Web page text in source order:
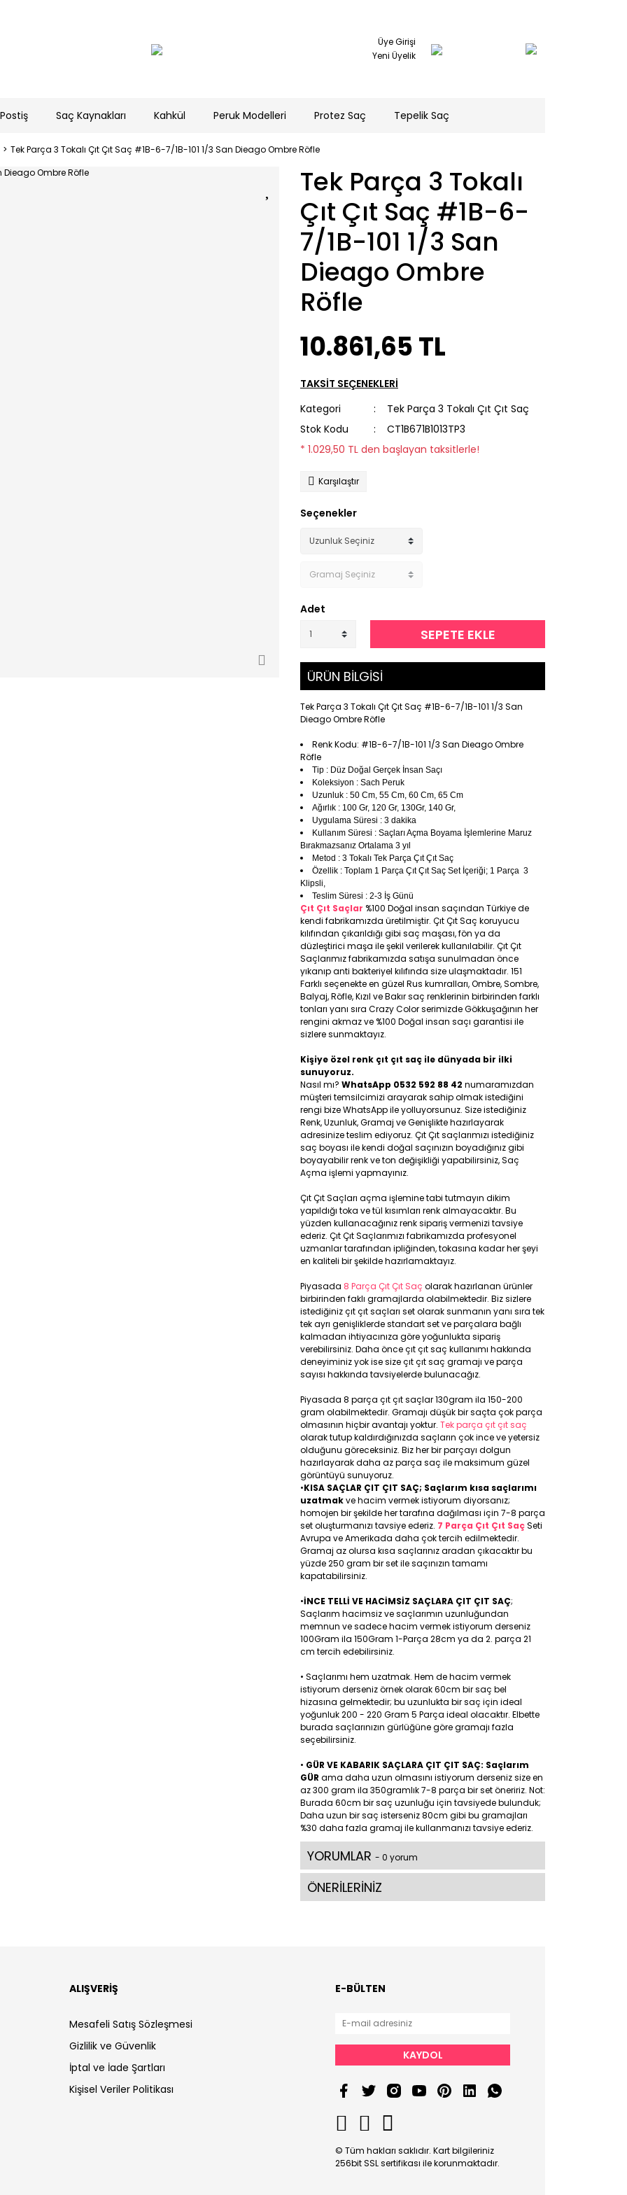
Üye Girişi
Yeni Üyelik
Saç Kaynakları Kahkül Peruk Modelleri Protez Saç Tepelik Saç
Tek Parça 3 Tokalı Çıt Çıt Saç #1B-6-7/1B-101 1/3 San Dieago Ombre Röfle
Tek Parça 3 Tokalı
Çıt Çıt Saç #1B-6-
7/1B-101 1/3 San
Dieago Ombre
Röfle
10.861,65 TL
TAKSİT SEÇENEKLERİ
Kategori
Tek Parça 3 Tokalı Çıt Çıt Saç
Stok Kodu
CT1B671B1013TP3
* 1.029,50 TL den başlayan taksitlerle!
Karşılaştır
Seçenekler
Adet
SEPETE EKLE
ÜRÜN BİLGİSİ
Tek Parça 3 Tokalı Çıt Çıt Saç #1B-6-7/1B-101 1/3 San
Dieago Ombre Röfle
Renk Kodu: #1B-6-7/1B-101 1/3 San Dieago Ombre
Röfle
Tip : Düz Doğal Gerçek İnsan Saçı
Koleksiyon : Sach Peruk
Uzunluk : 50 Cm, 55 Cm, 60 Cm, 65 Cm
Ağırlık : 100 Gr, 120 Gr, 130Gr, 140 Gr,
Uygulama Süresi : 3 dakika
Kullanım Süresi : Saçları Açma Boyama İşlemlerine Maruz
Bırakmazsanız Ortalama 3 yıl
Metod : 3 Tokalı Tek Parça Çıt Çıt Saç
Özellik : Toplam 1 Parça Çıt Çıt Saç Set İçeriği; 1 Parça 3
Klipsli,
Teslim Süresi : 2-3 İş Günü
Çıt Çıt Saçlar %100 Doğal insan saçından Türkiye de
kendi fabrikamızda üretilmiştir. Çıt Çıt Saç koruyucu
kılıfından çıkarıldığı gibi saç maşası, fön ya da
düzleştirici maşa ile şekil verilerek kullanılabilir. Çıt Çıt
Saçlarımız fabrikamızda satışa sunulmadan önce
yıkanıp anti bakteriyel kılıfında size ulaşmaktadır. 151
Farklı seçenekte en güzel Rus kumralları, Ombre, Sombre,
Balyaj, Röfle, Kızıl ve Bakır saç renklerinin birbirinden farklı
tonları yanı sıra Crazy Color serimizde Gökkuşağının her
rengini akmaz ve %100 Doğal insan saçı garantisi ile
sizlere sunmaktayız.
Kişiye özel renk çıt çıt saç ile dünyada bir ilki
sunuyoruz.
Nasıl mı? WhatsApp 0532 592 88 42 numaramızdan
müşteri temsilcimizi arayarak sahip olmak istediğini
rengi bize WhatsApp ile yolluyorsunuz. Size istediğiniz
Renk, Uzunluk, Gramaj ve Genişlikte hazırlayarak
adresinize teslim ediyoruz. Çıt Çıt saçlarımızı istediğiniz
saç boyası ile kendi doğal saçınızın boyadığınız gibi
boyayabilir renk ve ton değişikliği yapabilirsiniz, Saç
Açma işlemi yapmayınız.
Çıt Çıt Saçları açma işlemine tabi tutmayın dikim
yapıldığı toka ve tül kısımları renk almayacaktır. Bu
yüzden kullanacağınız renk sipariş vermenizi tavsiye
ederiz. Çıt Çıt Saçlarımızı fabrikamızda profesyonel
uzmanlar tarafından ipliğinden, tokasına kadar her şeyi
en kaliteli bir şekilde hazırlamaktayız.
Piyasada 8 Parça Çıt Çıt Saç olarak hazırlanan ürünler
birbirinden faklı gramajlarda olabilmektedir. Biz sizlere
istediğiniz çıt çıt saçları set olarak sunmanın yanı sıra tek
tek ayrı genişliklerde standart set ve parçalara bağlı
kalmadan ihtiyacınıza göre yoğunlukta sipariş
verebilirsiniz. Daha önce çıt çıt saç kullanımı hakkında
deneyiminiz yok ise size çıt çıt saç gramajı ve parça
sayısı hakkında tavsiyelerde bulunacağız.
Piyasada 8 parça çıt çıt saçlar 130gram ila 150-200
gram olabilmektedir. Gramajı düşük bir saçta çok parça
olmasının hiçbir avantajı yoktur. Tek parça çıt çıt saç
olarak tutup kaldırdığınızda saçların çok ince ve yetersiz
olduğunu göreceksiniz. Biz her bir parçayı dolgun
hazırlayarak daha az parça saç ile maksimum güzel
görüntüyü sunuyoruz.
•KISA SAÇLAR ÇIT ÇIT SAÇ; Saçlarım kısa saçlarımı
uzatmakve hacim vermek istiyorum diyorsanız;
homojen bir şekilde her tarafına dağılması için 7-8 parça
set oluşturmanızı tavsiye ederiz. 7 Parça Çıt Çıt SaçSeti
Avrupa ve Amerikada daha çok tercih edilmektedir.
Gramaj az olursa kısa saçlarınız aradan çıkacaktır bu
yüzde 250 gram bir set ile saçınızın tamamı
kapatabilirsiniz.
•İNCE TELLİ VE HACİMSİZ SAÇLARA ÇIT ÇIT SAÇ;
Saçlarım hacimsiz ve saçlarımın uzunluğundan
memnun ve sadece hacim vermek istiyorum derseniz
100Gram ila 150Gram 1-Parça 28cm ya da 2. parça 21
cm tercih edebilirsiniz.
• Saçlarımı hem uzatmak. Hem de hacim vermek
istiyorum derseniz örnek olarak 60cm bir saç bel
hizasına gelmektedir; bu uzunlukta bir saç için ideal
yoğunluk 200 - 220 Gram 5 Parça ideal olacaktır. Elbette
burada saçlarınızın gürlüğüne göre gramajı fazla
seçebilirsiniz.
• GÜR VE KABARIK SAÇLARA ÇIT ÇIT SAÇ: Saçlarım
GÜR ama daha uzun olmasını istiyorum derseniz size en
az 300 gram ila 350gramlık 7-8 parça bir set öneririz. Not:
Burada 60cm bir saç uzunluğu için tavsiyede bulunduk;
Daha uzun bir saç isterseniz 80cm gibi bu gramajları
%30 daha fazla gramaj ile kullanmanızı tavsiye ederiz.
YORUMLAR - 0 yorum
ÖNERİLERİNİZ
ALIŞVERİŞ
Mesafeli Satış Sözleşmesi
Gizlilik ve Güvenlik
İptal ve İade Şartları
Kişisel Veriler Politikası
E-BÜLTEN
KAYDOL
© Tüm hakları saklıdır. Kart bilgileriniz
256bit SSL sertifikası ile korunmaktadır.